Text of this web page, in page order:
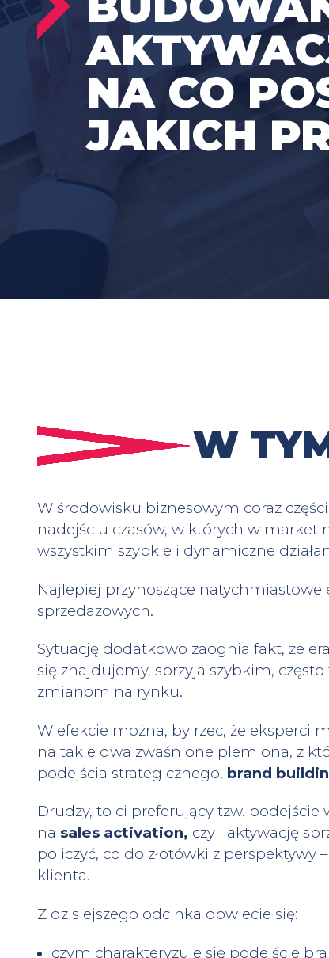
NA CO
JAKICH
W
W środowisku biznesowym coraz
nadejściu czasów, w których w
wszystkim szybkie i dynamiczne
Najlepiej przynoszące natychmiastowe
sprzedażowych.
Sytuację dodatkowo zaognia fakt, że
się znajdujemy, sprzyja szybkim,
zmianom na rynku.
W efekcie można, by rzec, że eksperci
na takie dwa zwaśnione plemiona, z
podejścia strategicznego, brand
Drudzy, to ci preferujący tzw.
na sales activation, czyli aktywację
policzyć, co do złotówki z perspektywy
klienta.
Z dzisiejszego odcinka dowiecie się:
czym charakteryzuje się podejście